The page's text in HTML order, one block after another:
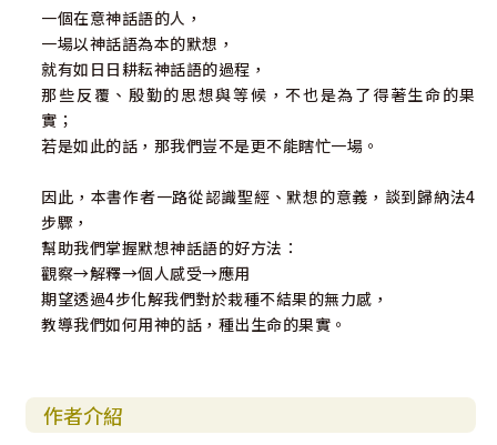
一個在意神話語的人，
一場以神話語為本的默想，
就有如日日耕耘神話語的過程，
那些反覆、殷勤的思想與等候，不也是為了得著生命的果
實；
若是如此的話，那我們豈不是更不能瞎忙一場。
因此，本書作者一路從認識聖經、默想的意義，談到歸納法4
步驟，
幫助我們掌握默想神話語的好方法：
觀察→解釋→個人感受→應用
期望透過4步化解我們對於栽種不結果的無力感，
教導我們如何用神的話，種出生命的果實。
作者介紹